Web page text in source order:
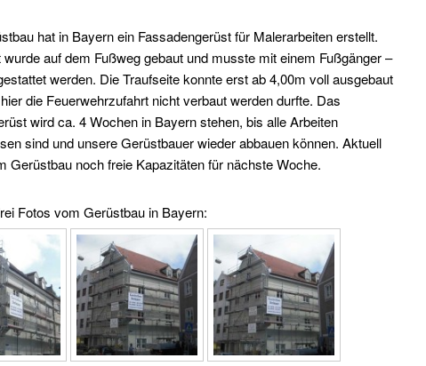
hat in Bayernein Fassadengerüstfür Malerarbeiten erstellt.
wurde auf dem Fußweg gebaut und musste mit einem Fußgänger –
werden. Die Traufseite konnte erst ab 4,00m voll ausgebaut
die Feuerwehrzufahrt nicht verbaut werden durfte. Das
wird ca. 4 Wochen in Bayernstehen, bis alle Arbeiten
sind und unsereGerüstbauerwieder abbauen können. Aktuell
Gerüstbau nochfreie Kapazitätenfür nächste Woche.
Fotos vom Gerüstbauin Bayern: